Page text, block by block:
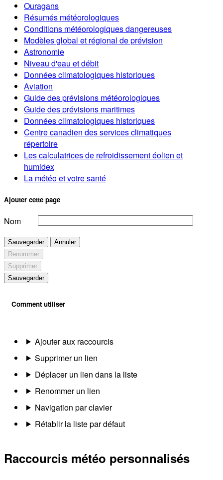
Ouragans
Résumés météorologiques
Conditions météorologiques dangereuses
Modèles global et régional de prévision
Astronomie
Niveau d'eau et débit
Données climatologiques historiques
Aviation
Guide des prévisions météorologiques
Guide des prévisions maritimes
Données climatologiques historiques
Centre canadien des services climatiques
répertoire
Les calculatrices de refroidissement éolien et
humidex
La météo et votre santé
Ajouter cette page
Nom
Sauvegarder
Annuler
Renommer
Supprimer
Sauvegarder
Comment utiliser
Ajouter aux raccourcis
Supprimer un lien
Déplacer un lien dans la liste
Renommer un lien
Navigation par clavier
Rétablir la liste par défaut
Raccourcis météo personnalisés